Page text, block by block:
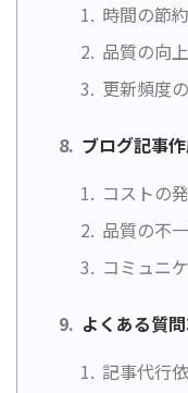
時間の節約
品質の向上
更新頻度
ブログ記事
コストの
品質の不
コミュニ
よくある質
記事代行